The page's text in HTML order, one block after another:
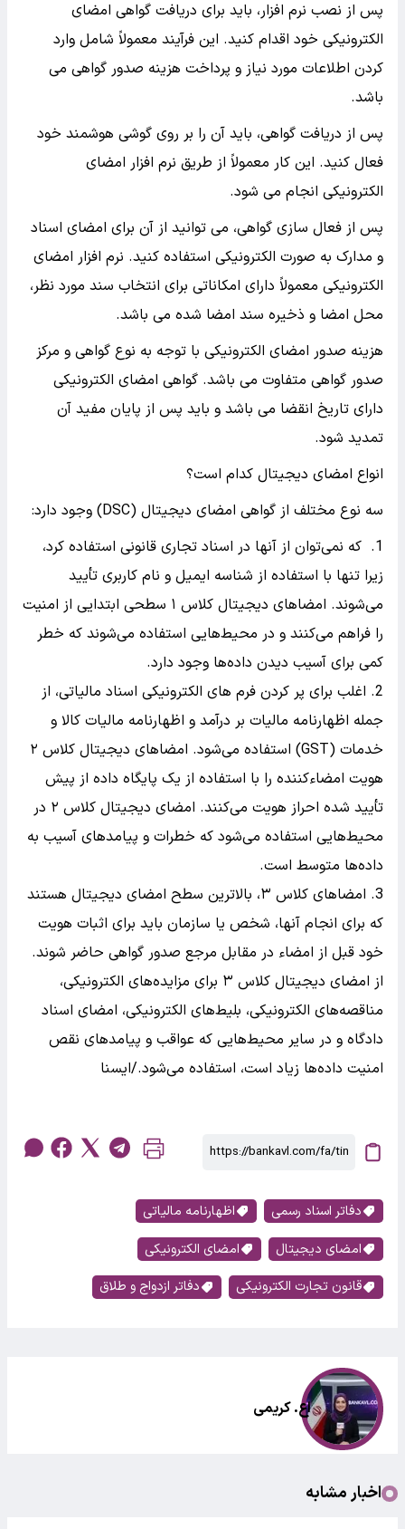
پس از نصب نرم افزار، باید برای دریافت گواهی امضای
الکترونیکی خود اقدام کنید. این فرآیند معمولاً شامل وارد
کردن اطلاعات مورد نیاز و پرداخت هزینه صدور گواهی می
باشد.
پس از دریافت گواهی، باید آن را بر روی گوشی هوشمند خود
فعال کنید. این کار معمولاً از طریق نرم افزار امضای
الکترونیکی انجام می شود.
پس از فعال سازی گواهی، می توانید از آن برای امضای اسناد
و مدارک به صورت الکترونیکی استفاده کنید. نرم افزار امضای
الکترونیکی معمولاً دارای امکاناتی برای انتخاب سند مورد نظر،
محل امضا و ذخیره سند امضا شده می باشد.
هزینه صدور امضای الکترونیکی با توجه به نوع گواهی و مرکز
صدور گواهی متفاوت می باشد. گواهی امضای الکترونیکی
دارای تاریخ انقضا می باشد و باید پس از پایان مفید آن
تمدید شود.
انواع امضای دیجیتال کدام است؟
سه نوع مختلف از گواهی امضای دیجیتال (DSC) وجود دارد:
که نمی‌توان از آنها در اسناد تجاری قانونی استفاده کرد،
زیرا تنها با استفاده از شناسه ایمیل و نام کاربری تأیید
می‌شوند. امضاهای دیجیتال کلاس ۱ سطحی ابتدایی از امنیت
را فراهم می‌کنند و در محیط‌هایی استفاده می‌شوند که خطر
کمی برای آسیب دیدن داده‌ها وجود دارد.
اغلب برای پر کردن فرم های الکترونیکی اسناد مالیاتی، از
جمله اظهارنامه مالیات بر درآمد و اظهارنامه مالیات کالا و
خدمات (GST) استفاده می‌شود. امضاهای دیجیتال کلاس ۲
هویت امضاءکننده را با استفاده از یک پایگاه داده از پیش
تأیید شده احراز هویت می‌کنند. امضای دیجیتال کلاس ۲ در
محیط‌هایی استفاده می‌شود که خطرات و پیامدهای آسیب به
داده‌ها متوسط است.
امضاهای کلاس ۳، بالاترین سطح امضای دیجیتال هستند
که برای انجام آنها، شخص یا سازمان باید برای اثبات هویت
خود قبل از امضاء در مقابل مرجع صدور گواهی حاضر شوند.
از امضای دیجیتال کلاس ۳ برای مزایده‌های الکترونیکی،
مناقصه‌های الکترونیکی، بلیط‌های الکترونیکی، امضای اسناد
دادگاه و در سایر محیط‌هایی که عواقب و پیامدهای نقص
امنیت داده‌ها زیاد است، استفاده می‌شود./ایسنا
دفاتر اسناد رسمی
اظهارنامه مالیاتی
امضای دیجیتال
امضای الکترونیکی
قانون تجارت الکترونیکی
دفاتر ازدواج و طلاق
اع. کریمی
اخبار مشابه